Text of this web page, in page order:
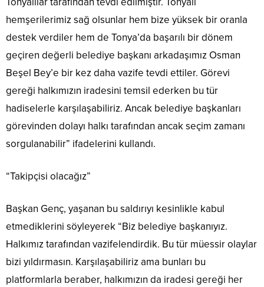
hemşerilerimiz sağ olsunlar hem bize yüksek bir oranla
destek verdiler hem de Tonya’da başarılı bir dönem
geçiren değerli belediye başkanı arkadaşımız Osman
Beşel Bey’e bir kez daha vazife tevdi ettiler. Görevi
gereği halkımızın iradesini temsil ederken bu tür
hadiselerle karşılaşabiliriz. Ancak belediye başkanları
görevinden dolayı halkı tarafından ancak seçim zamanı
sorgulanabilir” ifadelerini kullandı.
“Takipçisi olacağız”
Başkan Genç, yaşanan bu saldırıyı kesinlikle kabul
etmediklerini söyleyerek “Biz belediye başkanıyız.
Halkımız tarafından vazifelendirdik. Bu tür müessir olaylar
bizi yıldırmasın. Karşılaşabiliriz ama bunları bu
platformlarla beraber, halkımızın da iradesi gereği her